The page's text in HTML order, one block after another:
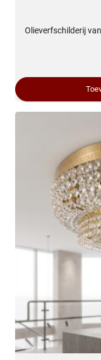
Olieverfschilderij